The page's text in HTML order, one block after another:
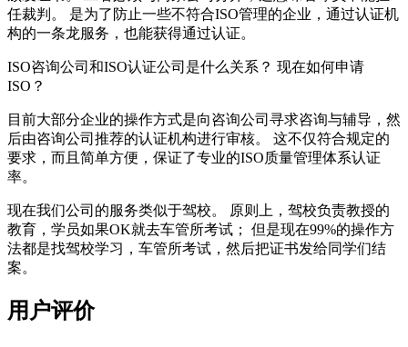
任裁判。 是为了防止一些不符合ISO管理的企业，通过认证机
构的一条龙服务，也能获得通过认证。
ISO咨询公司和ISO认证公司是什么关系？ 现在如何申请
ISO？
目前大部分企业的操作方式是向咨询公司寻求咨询与辅导，然
后由咨询公司推荐的认证机构进行审核。 这不仅符合规定的
要求，而且简单方便，保证了专业的ISO质量管理体系认证
率。
现在我们公司的服务类似于驾校。 原则上，驾校负责教授的
教育，学员如果OK就去车管所考试； 但是现在99%的操作方
法都是找驾校学习，车管所考试，然后把证书发给同学们结
案。
用户评价